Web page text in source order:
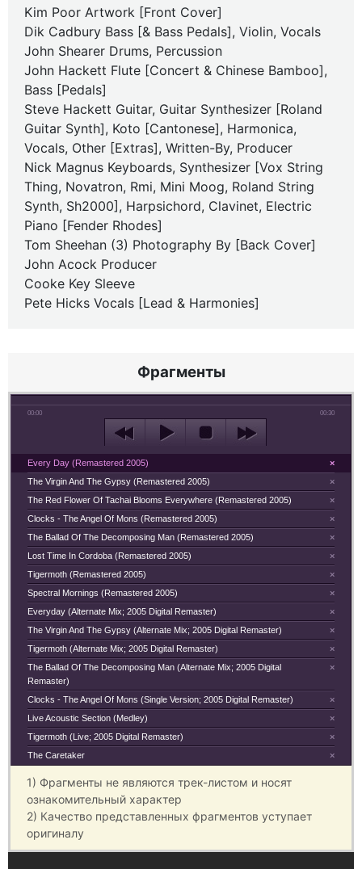
Kim Poor Artwork [Front Cover]
Dik Cadbury Bass [& Bass Pedals], Violin, Vocals
John Shearer Drums, Percussion
John Hackett Flute [Concert & Chinese Bamboo],
Bass [Pedals]
Steve Hackett Guitar, Guitar Synthesizer [Roland
Guitar Synth], Koto [Cantonese], Harmonica,
Vocals, Other [Extras], Written-By, Producer
Nick Magnus Keyboards, Synthesizer [Vox String
Thing, Novatron, Rmi, Mini Moog, Roland String
Synth, Sh2000], Harpsichord, Clavinet, Electric
Piano [Fender Rhodes]
Tom Sheehan (3) Photography By [Back Cover]
John Acock Producer
Cooke Key Sleeve
Pete Hicks Vocals [Lead & Harmonies]
Фрагменты
00:00 00:30
×
Every Day (Remastered 2005)
×
The Virgin And The Gypsy (Remastered 2005)
×
The Red Flower Of Tachai Blooms Everywhere (Remastered 2005)
×
Clocks - The Angel Of Mons (Remastered 2005)
×
The Ballad Of The Decomposing Man (Remastered 2005)
×
Lost Time In Cordoba (Remastered 2005)
×
Tigermoth (Remastered 2005)
×
Spectral Mornings (Remastered 2005)
×
Everyday (Alternate Mix; 2005 Digital Remaster)
×
The Virgin And The Gypsy (Alternate Mix; 2005 Digital Remaster)
×
Tigermoth (Alternate Mix; 2005 Digital Remaster)
×
The Ballad Of The Decomposing Man (Alternate Mix; 2005 Digital
Remaster)
×
Clocks - The Angel Of Mons (Single Version; 2005 Digital Remaster)
×
Live Acoustic Section (Medley)
×
Tigermoth (Live; 2005 Digital Remaster)
×
The Caretaker
1) Фрагменты не являются трек-листом и носят
ознакомительный характер
2) Качество представленных фрагментов уступает
оригиналу